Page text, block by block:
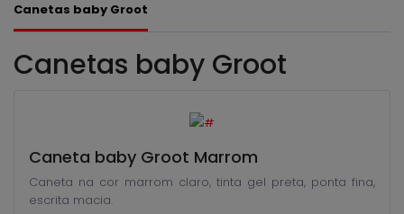
Canetas baby Groot
Canetas baby Groot
Caneta baby Groot Marrom
Caneta na cor marrom claro, tinta gel preta, ponta fina,
escrita macia.